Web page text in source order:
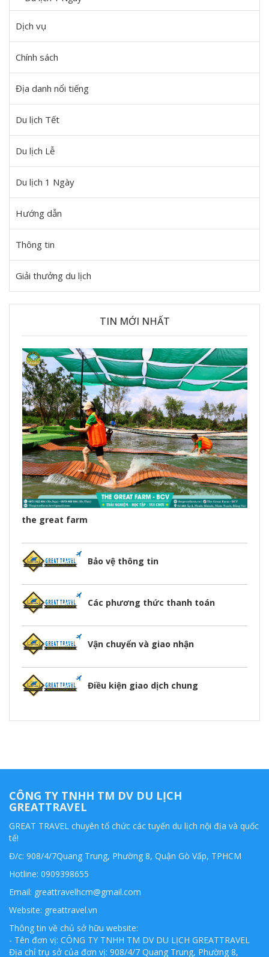
Dịch vụ
Chính sách
Địa danh nổi tiếng
Du lịch Tết
Du lịch Lễ
Du lịch 1 Ngày
Hướng dẫn
Thông tin
Giải thưởng du lịch
TIN MỚI NHẤT
the great farm
Bảo vệ thông tin
Các phương thức thanh toán
Vận chuyển và giao nhận
Điều kiện giao dịch chung
CÔNG TY TNHH TM DV DU LỊCH
GREATTRAVEL
GREAT TRAVEL chuyên tổ chức các tuyến du lịch nội địa và quốc
tế!
Đ/c: 908/4/7Quang Trung, Phường 8, Quận Gò Vấp, TPHCM
Hotline: 0909398655
Email: greattravelhcm@gmail.com
Website: greattravel.vn
Thông tin về chủ sở hữu website:
- Tên đơn vị: CÔNG TY TNHH TM DV DU LỊCH GREATTRAVEL
Địa chỉ trụ sở của đơn vị: 908/4/7 Quang Trung, Phường 8,